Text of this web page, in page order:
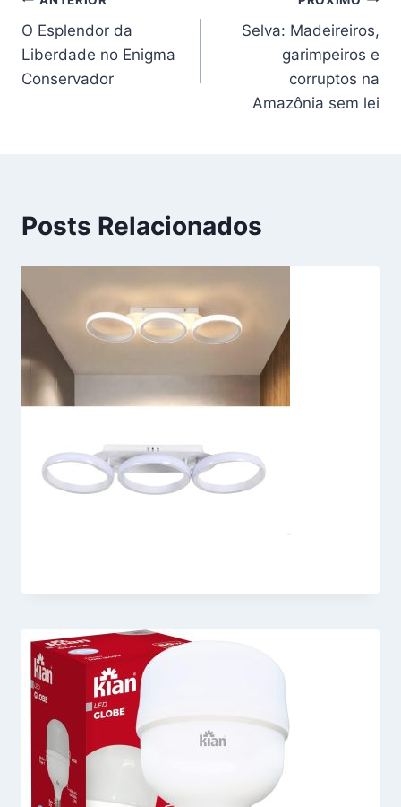
de
Post
O Esplendor da
Liberdade no Enigma
Conservador
Selva: Madeireiros,
garimpeiros e
corruptos na
Amazônia sem lei
Posts Relacionados